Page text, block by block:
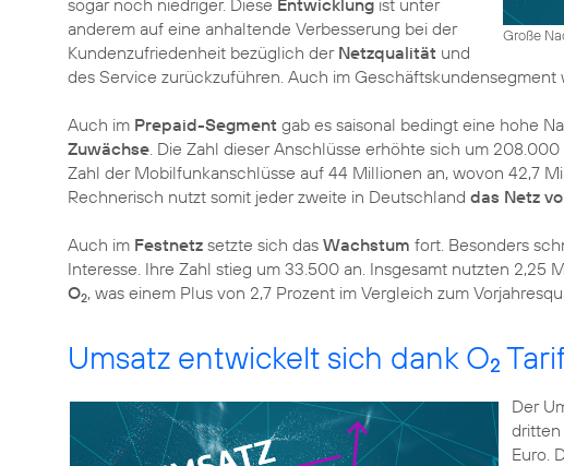
Große
sogar noch niedriger. Diese Entwicklung ist unter
anderem auf eine anhaltende Verbesserung bei der
Kundenzufriedenheit bezüglich der Netzqualität und
des Service zurückzuführen. Auch im Geschäftskundensegment
Auch im Prepaid-Segment gab es saisonal bedingt eine hohe
Zuwächse. Die Zahl dieser Anschlüsse erhöhte sich um
Zahl der Mobilfunkanschlüsse auf 44 Millionen an, wovon 42,7
Rechnerisch nutzt somit jeder zweite in Deutschland das Netz
Auch im Festnetz setzte sich das Wachstum fort. Besonders
Interesse. Ihre Zahl stieg um 33.500 an. Insgesamt nutzten 2,25
O2, was einem Plus von 2,7 Prozent im Vergleich zum
Umsatz entwickelt sich dank O2
Der
dritten
Euro.